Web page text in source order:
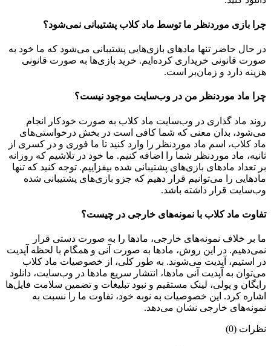
چرا بازی موردنظر ما توسط ماد کلاب پشتیبانی نمی‌شود؟
در حال حاضر تنها مادهای بازی‌هایی پشتیبانی می‌شود که ما خود به
صورت قانونی خریداری کرده‌ایم. خرید بازی‌ها به صورت قانونی
هزینه دارد و زمان‌بر است.
چرا ماد موردنظر من در وب‌سایت موجود نیست؟
روند ماد گذاری در وب‌سایت ماد کلاب به صورت خودکار انجام
می‌شود، بدان معنی که شما کافی است در بخش درخواستی‌های
ماد کلاب، اسم ماد موردنظر را وارد کنید تا ما فوری و در کسری از
ثانیه، ماد موردنظر شما را اضافه کنیم. ما خود در تلاشیم که روزانه
بر تعداد مادهای بازی‌های پشتیبانی شده بیفزاییم. توجه کنید که تنها
مادهایی را می‌توانیم قرار دهیم که جزو بازی‌های پشتیبانی شده
وب‌سایت قرار داشته باشد.
تفاوت ماد کلاب با نمونه‌های خارجی در چیست؟
ما بر خلاف نمونه‌های خارجی، مادها را به صورت دستی قرار
نمی‌دهیم. در این روش، مادها به صورت آنی و همگام با لحظه آپدیت
در استیم، آپدیت می‌شوند. به طور کلی، از خصوصیات ماد کلاب
می‌‌توان به آپدیت آنی مادها، انتشار سریع مادها در وب‌سایت، دانلود
رایگان و پولی، لینک مستقیم و نبود تبلیغات و تضمین سلامت فایل‌ها
اشاره کرد. این خصوصیات به نوبه خود، تفاوت ما را نسبت به
نمونه‌های خارجی نشان می‌دهد.
نظرات (0)